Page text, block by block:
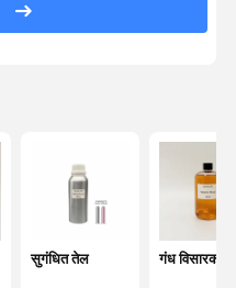
सुगंधित तेल गंध विसारक